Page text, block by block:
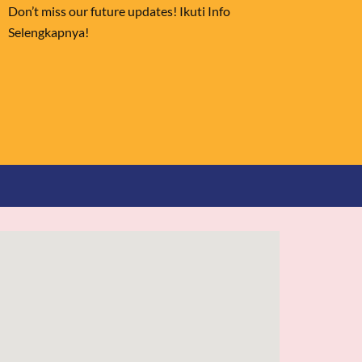
Don’t miss our future updates! Ikuti Info
Selengkapnya!